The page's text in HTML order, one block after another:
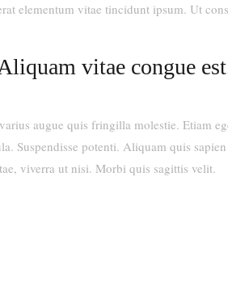
elementum vitae tincidunt ipsum. Ut
vitae congue
augue quis fringilla molestie. Etiam
Suspendisse potenti. Aliquam quis
viverra ut nisi. Morbi quis sagittis velit.